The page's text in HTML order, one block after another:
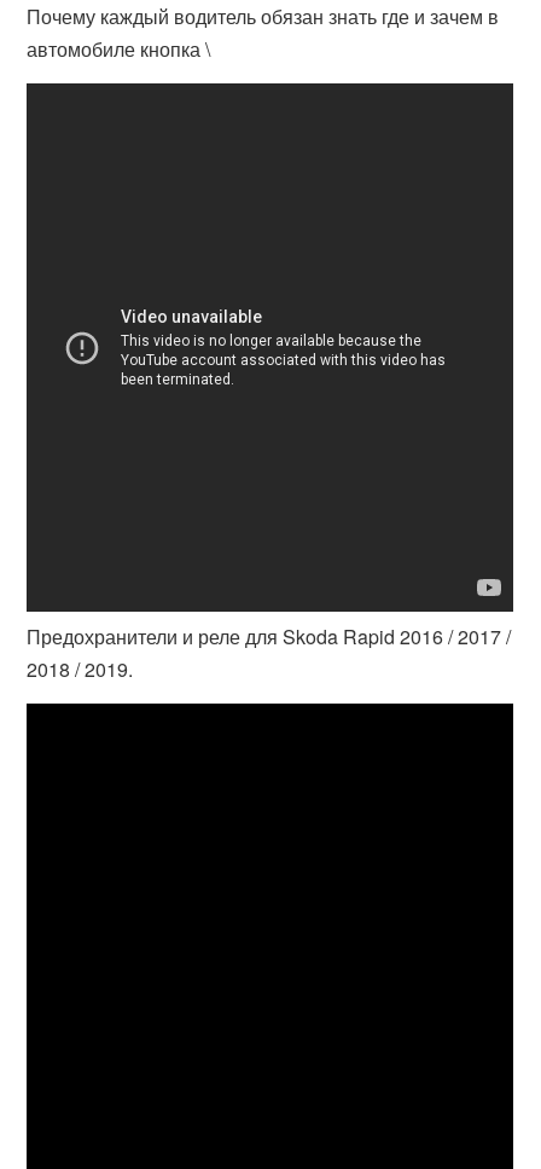
Почему каждый водитель обязан знать где и зачем в
автомобиле кнопка \
Предохранители и реле для Skoda Rapid 2016 / 2017 /
2018 / 2019.